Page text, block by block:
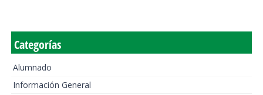
Categorías
Alumnado
Información General